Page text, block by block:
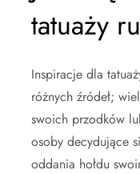
tatuaży
Inspiracje dla
różnych źródeł;
swoich przodków
osoby decydujące
oddania hołdu